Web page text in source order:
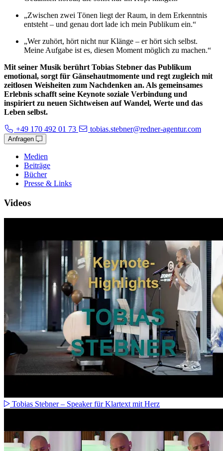
„Zwischen zwei Tönen liegt der Raum, in dem Erkenntnis
entsteht – und genau dort lade ich mein Publikum ein.“
„Wer zuhört, hört nicht nur Klänge – er hört sich selbst.
Meine Aufgabe ist es, diesen Moment möglich zu machen.“
Mit seiner Musik berührt Tobias Stebner das Publikum
emotional, sorgt für Gänsehautmomente und regt zugleich mit
zeitlosen Weisheiten zum Nachdenken an. Als gemeinsames
Erlebnis schafft seine Keynote soziale Verbindung und
inspiriert zu neuen Sichtweisen auf Wandel, Werte und das
Leben selbst.
+49 170 492 01 73
tobias.stebner@redner-agentur.com
Anfragen
Medien
Beiträge
Bücher
Presse & Links
Videos
Tobias Stebner – Speaker für Klartext mit Herz